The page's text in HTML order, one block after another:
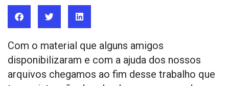
Com o material que alguns amigos
disponibilizaram e com a ajuda dos nossos
arquivos chegamos ao fim desse trabalho que